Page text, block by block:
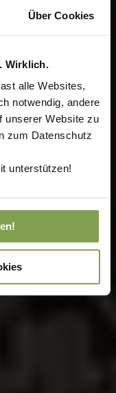
Über Cookies
Wirklich.
alle Websites,
notwendig, andere
unserer Website zu
zum Datenschutz
unterstützen!